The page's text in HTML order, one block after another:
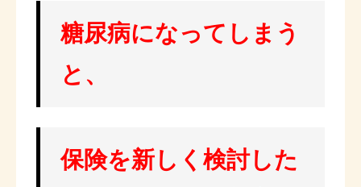
糖尿病になってしまう
と、
保険を新しく検討した